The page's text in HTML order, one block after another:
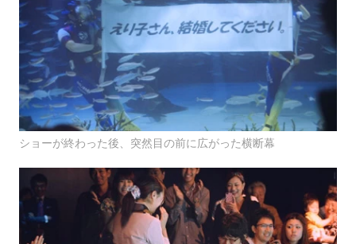
ショーが終わった後、突然目の前に広がった横断幕